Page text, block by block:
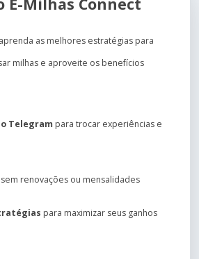
as melhores estratégias para
milhas e aproveite os benefícios
Telegram para trocar experiências e
sem renovações ou mensalidades
para maximizar seus ganhos